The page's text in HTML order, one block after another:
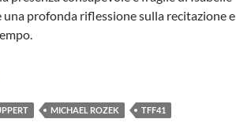
profonda riflessione sulla recitazione e
DI MICHAEL ROZEK
MICHAEL ROZEK
TFF41